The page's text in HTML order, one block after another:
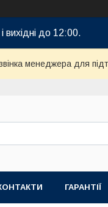
вихідні до 12:00.
менеджера для
ГАРАНТІЇ